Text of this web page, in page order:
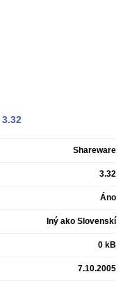
3.32
Shareware
3.32
Áno
Iný ako Slovenskí
0 kB
7.10.2005